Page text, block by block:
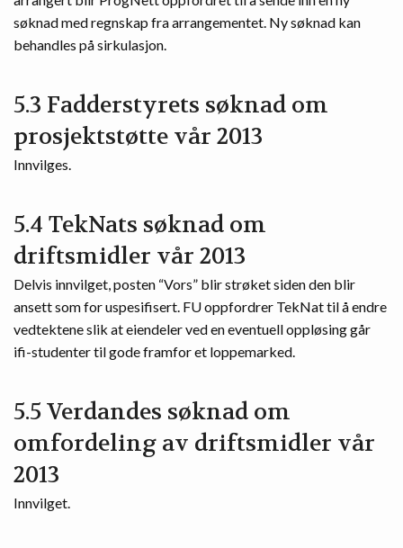
søknad med regnskap fra arrangementet. Ny søknad kan
behandles på sirkulasjon.
5.3 Fadderstyrets søknad om
prosjektstøtte vår 2013
Innvilges.
5.4 TekNats søknad om
driftsmidler vår 2013
Delvis innvilget, posten “Vors” blir strøket siden den blir
ansett som for uspesifisert. FU oppfordrer TekNat til å endre
vedtektene slik at eiendeler ved en eventuell oppløsing går
ifi-studenter til gode framfor et loppemarked.
5.5 Verdandes søknad om
omfordeling av driftsmidler vår
2013
Innvilget.